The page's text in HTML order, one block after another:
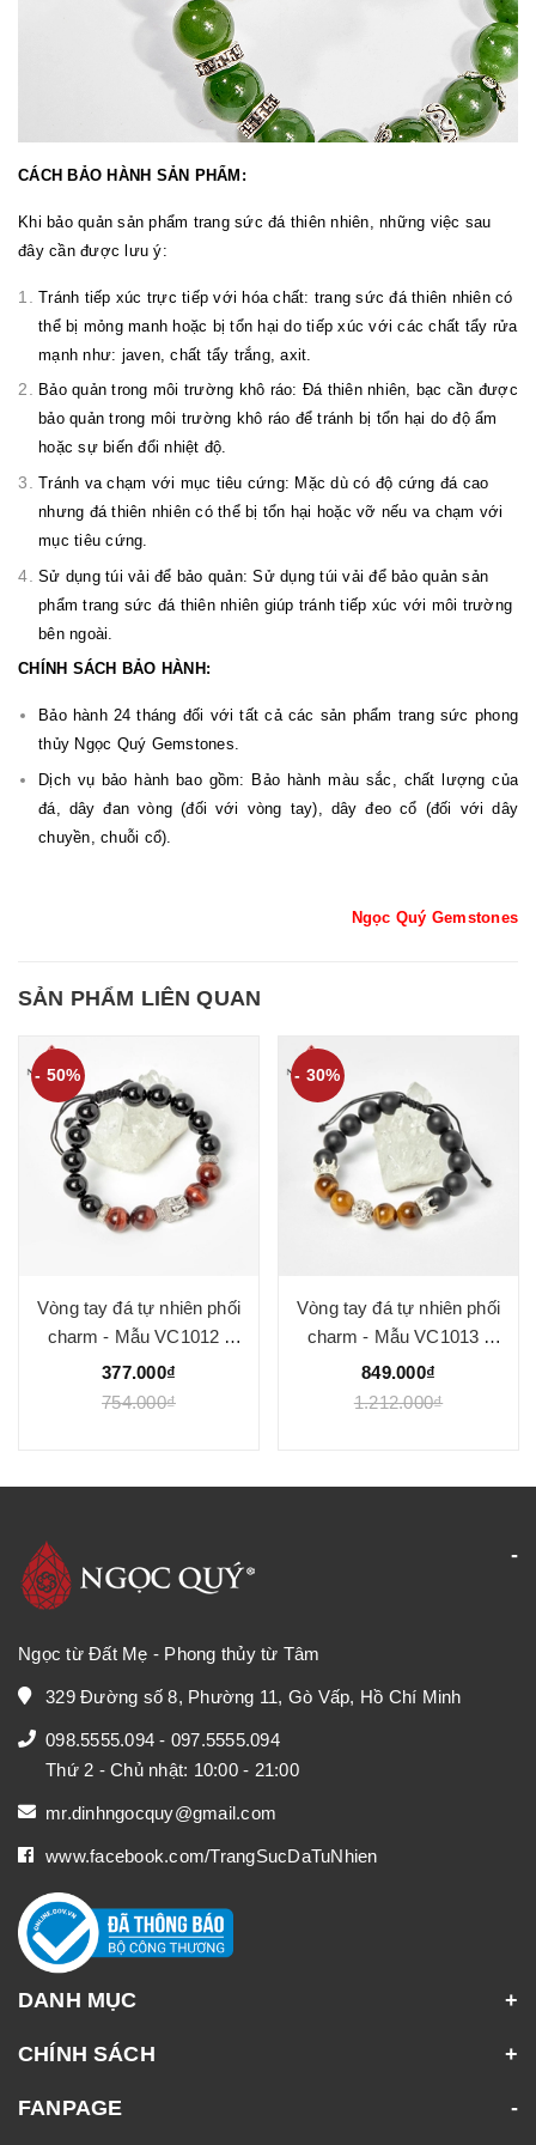
CÁCH BẢO HÀNH SẢN PHẨM:
Khi bảo quản sản phẩm trang sức đá thiên nhiên, những việc sau
đây cần được lưu ý:
Tránh tiếp xúc trực tiếp với hóa chất: trang sức đá thiên nhiên có
thể bị mỏng manh hoặc bị tổn hại do tiếp xúc với các chất tẩy rửa
mạnh như: javen, chất tẩy trắng, axit.
Bảo quản trong môi trường khô ráo: Đá thiên nhiên, bạc cần được
bảo quản trong môi trường khô ráo để tránh bị tổn hại do độ ẩm
hoặc sự biến đổi nhiệt độ.
Tránh va chạm với mục tiêu cứng: Mặc dù có độ cứng đá cao
nhưng đá thiên nhiên có thể bị tổn hại hoặc vỡ nếu va chạm với
mục tiêu cứng.
Sử dụng túi vải để bảo quản: Sử dụng túi vải để bảo quản sản
phẩm trang sức đá thiên nhiên giúp tránh tiếp xúc với môi trường
bên ngoài.
CHÍNH SÁCH BẢO HÀNH:
Bảo hành 24 tháng đối với tất cả các sản phẩm trang sức phong
thủy Ngọc Quý Gemstones.
Dịch vụ bảo hành bao gồm: Bảo hành màu sắc, chất lượng của
đá, dây đan vòng (đối với vòng tay), dây đeo cổ (đối với dây
chuyền, chuỗi cổ).
Ngọc Quý Gemstones
SẢN PHẨM LIÊN QUAN
- 50%
Vòng tay đá tự nhiên phối
charm - Mẫu VC1012 -
Ngọc Quý
377.000₫
754.000₫
- 30%
Vòng tay đá tự nhiên phối
charm - Mẫu VC1013 -
Ngọc Quý
849.000₫
1.212.000₫
Ngọc từ Đất Mẹ - Phong thủy từ Tâm
329 Đường số 8, Phường 11, Gò Vấp, Hồ Chí Minh
098.5555.094 - 097.5555.094
Thứ 2 - Chủ nhật: 10:00 - 21:00
mr.dinhngocquy@gmail.com
www.facebook.com/TrangSucDaTuNhien
DANH MỤC
CHÍNH SÁCH
FANPAGE